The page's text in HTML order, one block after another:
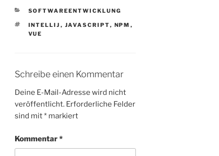
KATEGORIEN
SOFTWAREENTWICKLUNG
SCHLAGWÖRTER
INTELLIJ , JAVASCRIPT, NPM ,
VUE
Schreibe einen Kommentar
Deine E-Mail-Adresse wird nicht
veröffentlicht. Erforderliche Felder
sind mit* markiert
Kommentar*